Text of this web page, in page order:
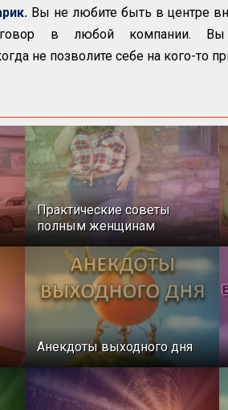
Вы не любите быть в центре
в любой компании.
не позволите себе на кого-то
Практические советы
полным женщинам
Анекдоты выходного дня